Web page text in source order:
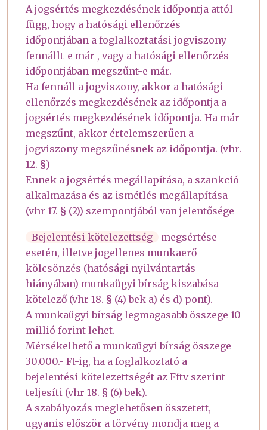
A jogsértés megkezdésének időpontja attól
függ, hogy a hatósági ellenőrzés
időpontjában a foglalkoztatási jogviszony
fennállt-e már , vagy a hatósági ellenőrzés
időpontjában megszűnt-e már.
Ha fennáll a jogviszony, akkor a hatósági
ellenőrzés megkezdésének az időpontja a
jogsértés megkezdésének időpontja. Ha már
megszűnt, akkor értelemszerűen a
jogviszony megszűnésnek az időpontja. (vhr.
12. §)
Ennek a jogsértés megállapítása, a szankció
alkalmazása és az ismétlés megállapítása
(vhr 17. § (2)) szempontjából van jelentősége
Bejelentési kötelezettség
megsértése
esetén, illetve jogellenes munkaerő-
kölcsönzés (hatósági nyilvántartás
hiányában) munkaügyi bírság kiszabása
kötelező (vhr 18. § (4) bek a) és d) pont).
A munkaügyi bírság legmagasabb összege 10
millió forint lehet.
Mérsékelhető a munkaügyi bírság összege
30.000.- Ft-ig, ha a foglalkoztató a
bejelentési kötelezettségét az Fftv szerint
teljesíti (vhr 18. § (6) bek).
A szabályozás meglehetősen összetett,
ugyanis először a törvény mondja meg a